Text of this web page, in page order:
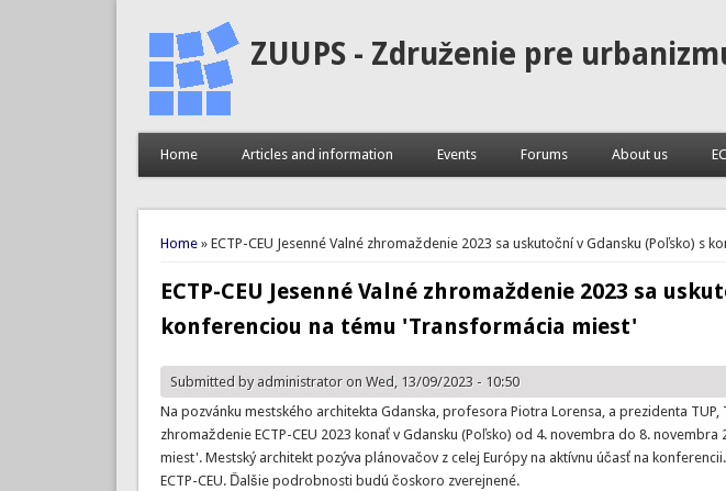
ZUUPS - Združenie pre
Home Articles and information Events Forums About us
You are here
Home» ECTP-CEU Jesenné Valné zhromaždenie 2023 sa uskutoční v Gdansku (Poľsko) s
ECTP-CEU Jesenné Valné zhromaždenie 2023 sa
konferenciou na tému 'Transformácia miest'
Submitted by administratoron Wed, 13/09/2023 - 10:50
Na pozvánku mestského architekta Gdanska, profesora Piotra Lorensa, a prezidenta
zhromaždenie ECTP-CEU 2023 konať v Gdansku (Poľsko) od 4. novembra do 8.
miest'. Mestský architekt pozýva plánovačov z celej Európy na aktívnu účasť na
ECTP-CEU. Ďalšie podrobnosti budú čoskoro zverejnené.